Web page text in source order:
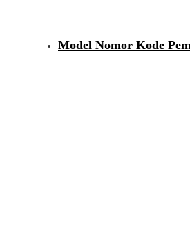
Model Nomor Kode